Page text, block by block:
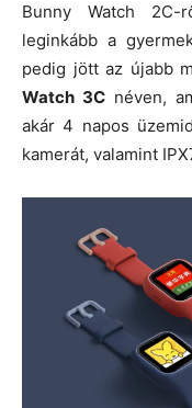
Bunny Watch 2C-
leginkább a
pedig jött az újabb
Watch 3C néven,
akár 4 napos
kamerát, valamint